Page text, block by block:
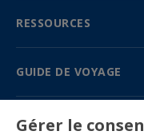
RESSOURCES
GUIDE DE VOYAGE
PARTENAIRES
Gérer le